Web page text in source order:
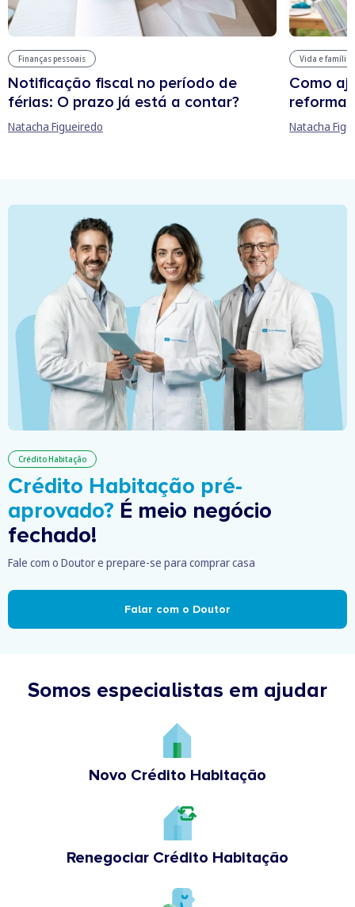
Finanças pessoais
Notificação fiscal no período de
férias: O prazo já está a contar?
Natacha Figueiredo
Vida e família
Como
reforma
Natacha
Crédito Habitação
Crédito Habitação pré-
aprovado? É meio negócio
fechado!
Fale com o Doutor e prepare-se para comprar casa
Falar com o Doutor
Somos especialistas em ajudar
Novo Crédito Habitação
Renegociar Crédito Habitação